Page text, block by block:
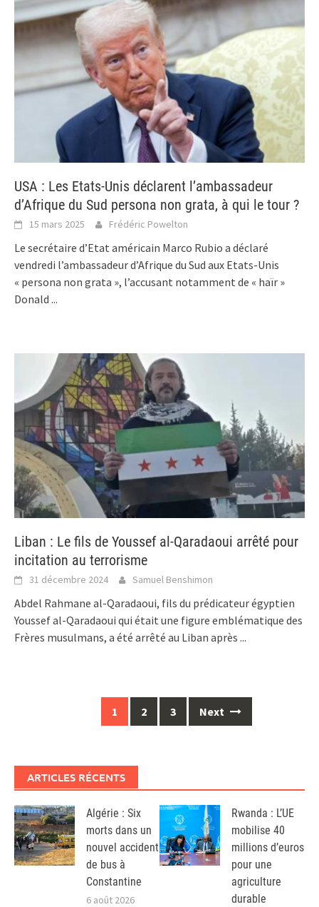
USA : Les Etats-Unis déclarent l’ambassadeur
d’Afrique du Sud persona non grata, à qui le tour ?
15 mars 2025 Frédéric Powelton
Le secrétaire d’Etat américain Marco Rubio a déclaré
vendredi l’ambassadeur d’Afrique du Sud aux Etats-Unis
« persona non grata », l’accusant notamment de « haïr »
Donald ...
Liban : Le fils de Youssef al-Qaradaoui arrêté pour
incitation au terrorisme
31 décembre 2024 Samuel Benshimon
Abdel Rahmane al-Qaradaoui, fils du prédicateur égyptien
Youssef al-Qaradaoui qui était une figure emblématique des
Frères musulmans, a été arrêté au Liban après ...
1 2 3 Next
ARTICLES RÉCENTS
Algérie : Six
morts dans un
nouvel accident
de bus à
Constantine
6 août 2026
Rwanda : L’UE
mobilise 40
millions d’euros
pour une
agriculture
durable